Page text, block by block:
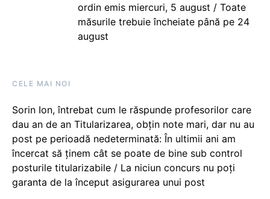
ordin emis miercuri, 5 august / Toate
măsurile trebuie încheiate până pe 24
august
CELE MAI NOI
Sorin Ion, întrebat cum le răspunde profesorilor care
dau an de an Titularizarea, obțin note mari, dar nu au
post pe perioadă nedeterminată: În ultimii ani am
încercat să ținem cât se poate de bine sub control
posturile titularizabile / La niciun concurs nu poți
garanta de la început asigurarea unui post